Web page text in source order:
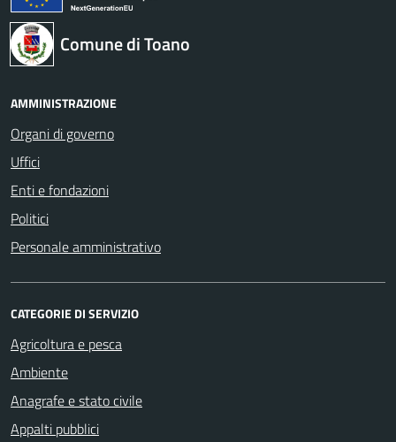
Comune di Toano
AMMINISTRAZIONE
Organi di governo
Uffici
Enti e fondazioni
Politici
Personale amministrativo
CATEGORIE DI SERVIZIO
Agricoltura e pesca
Ambiente
Anagrafe e stato civile
Appalti pubblici